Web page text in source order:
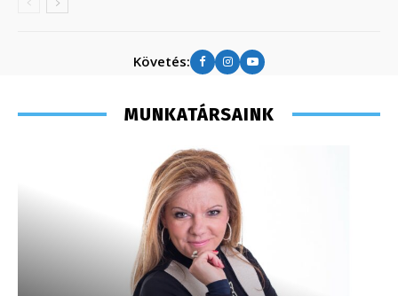
Követés:
MUNKATÁRSAINK